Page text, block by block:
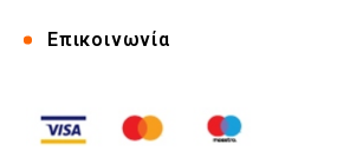
Επικοινωνία